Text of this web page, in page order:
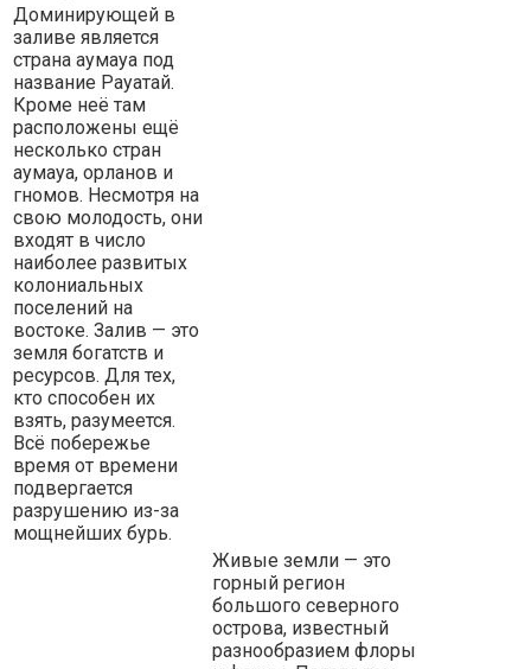
Доминирующей в
заливе является
страна аумауа под
название Рауатай.
Кроме неё там
расположены ещё
несколько стран
аумауа, орланов и
гномов. Несмотря на
свою молодость, они
входят в число
наиболее развитых
колониальных
поселений на
востоке. Залив — это
земля богатств и
ресурсов. Для тех,
кто способен их
взять, разумеется.
Всё побережье
время от времени
подвергается
разрушению из-за
мощнейших бурь.
Живые земли — это
горный регион
большого северного
острова, известный
разнообразием флоры